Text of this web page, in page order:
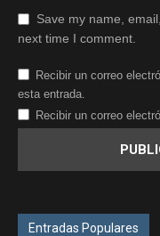
Save my name,
next time I comment.
Recibir un correo
esta entrada.
Recibir un correo
Entradas Populares